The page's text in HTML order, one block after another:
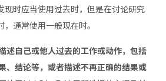
现时应当使用过去时，但是在讨论研究
通常使用一般现在时。
述自己或他人过去的工作或动作，包括
、结论等，或者描述不再正确的结果或